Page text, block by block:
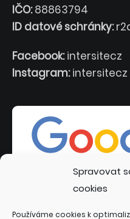
Spravovat
cookies
Používáme cookies k
IČO:88863794
ID datové schránky:
Facebook: intersitecz
Instagram: intersitecz